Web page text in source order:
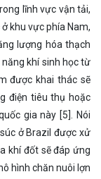
lĩnh vực vận tải,
khu vực phía Nam,
lượng hóa thạch
khí sinh học từ
được khai thác sẽ
điện tiêu thụ hoặc
gia này [5]. Nói
ở Brazil được xử
khí đốt sẽ đáp ứng
hình chăn nuôi lợn